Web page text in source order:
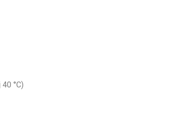
°C)